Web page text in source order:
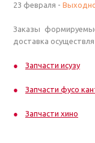
23 февраля -
Заказы
доставка
Запчасти исузу
Запчасти фусо
Запчасти хино